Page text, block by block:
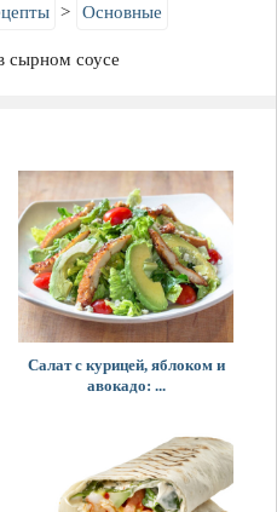
Основные
сырном соусе
Салат с курицей, яблоком и
авокадо: ...